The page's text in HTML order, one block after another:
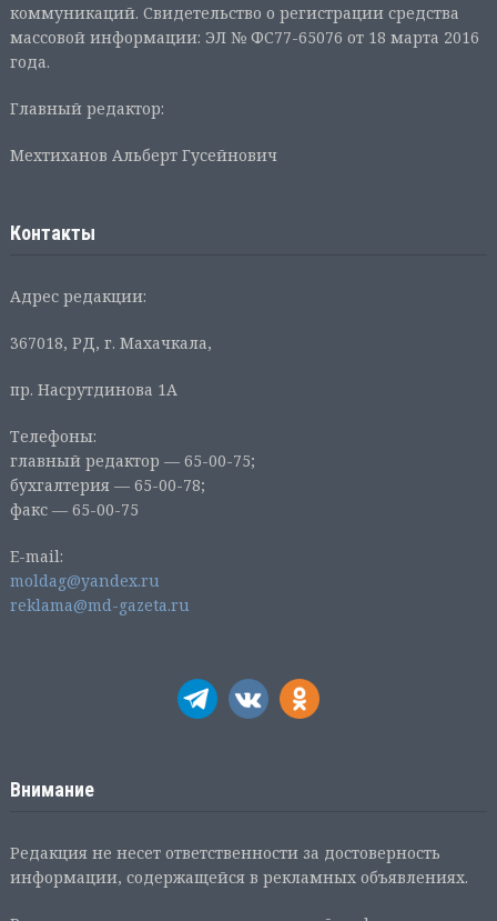
коммуникаций. Свидетельство о регистрации средства
массовой информации: ЭЛ № ФС77-65076 от 18 марта 2016
года.
Главный редактор:
Мехтиханов Альберт Гусейнович
Контакты
Адрес редакции:
367018, РД, г. Махачкала,
пр. Насрутдинова 1А
Телефоны:
главный редактор — 65-00-75;
бухгалтерия — 65-00-78;
факс — 65-00-75
E-mail:
moldag@yandex.ru
reklama@md-gazeta.ru
Внимание
Редакция не несет ответственности за достоверность
информации, содержащейся в рекламных объявлениях.